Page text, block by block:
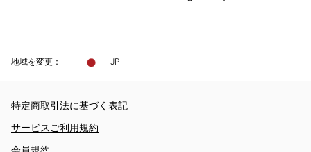
地域を変更： JP
特定商取引法に基づく表記
サービスご利用規約
会員規約